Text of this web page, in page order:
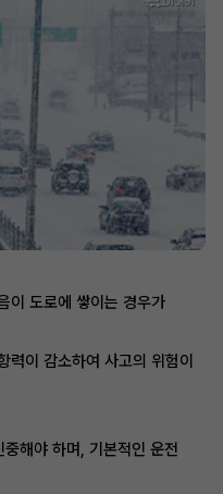
이 도로에 쌓이는 경우가
력이 감소하여 사고의 위험이
해야 하며, 기본적인 운전